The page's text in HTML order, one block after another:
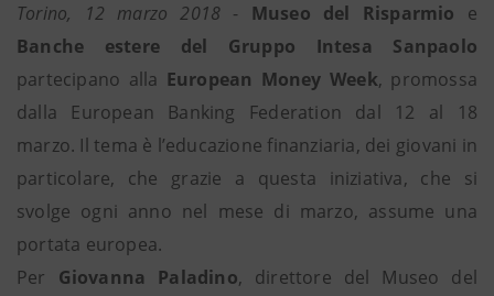
Torino, 12 marzo 2018 - Museo del Risparmio e
Banche estere del Gruppo Intesa Sanpaolo
partecipano alla European Money Week, promossa
dalla European Banking Federation dal 12 al 18
marzo. Il tema è l’educazione finanziaria, dei giovani in
particolare, che grazie a questa iniziativa, che si
svolge ogni anno nel mese di marzo, assume una
portata europea.
Per Giovanna Paladino, direttore del Museo del